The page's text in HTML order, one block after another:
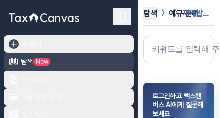
탐색
New
탐색 예규·판례 재개발지구내의 비과세 요건을 갖춘 주...
로그인하고 택스캔
버스 AI에게 질문해
보세요